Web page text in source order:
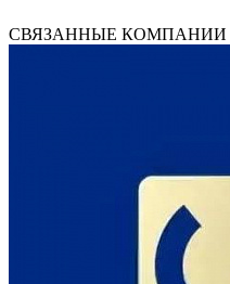
СВЯЗАННЫЕ КОМПАНИИ